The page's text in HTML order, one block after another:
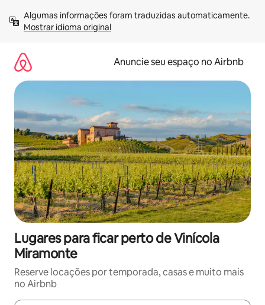
para
Mostrar idioma original
Anuncie seu espaço no Airbnb
Lugares para ficar perto de Vinícola
Miramonte
Reserve locações por temporada, casas e muito mais
no Airbnb